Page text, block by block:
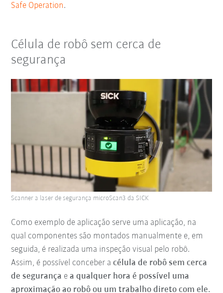
Safe Operation.
Célula de robô sem cerca de
segurança
Como exemplo de aplicação serve uma aplicação, na
qual componentes são montados manualmente e, em
seguida, é realizada uma inspeção visual pelo robô.
Assim, é possível conceber acélula de robô sem cerca
de segurança ea qualquer hora é possível uma
aproximação ao robô ou um trabalho direto com ele.
Scanner a laser de segurança microScan3 da SICK